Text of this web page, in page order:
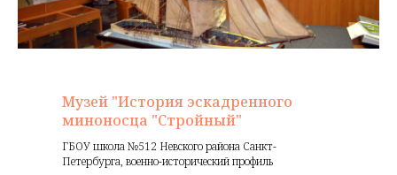
Музей "История эскадренного
миноносца "Стройный"
ГБОУ школа №512 Невского района Санкт-
Петербурга, военно-исторический профиль